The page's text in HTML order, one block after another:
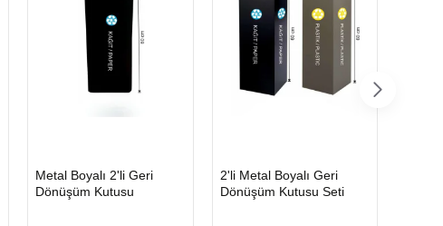
HIZLI
GÖNDERİ
Metal Boyalı 2'li Geri
Dönüşüm Kutusu
HIZLI
GÖNDERİ
2'li Metal Boyalı Geri
Dönüşüm Kutusu Seti